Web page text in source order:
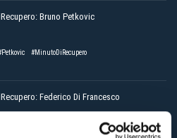
Bruno Petkovic
#MinutoDiRecupero
Federico Di Francesco
#MinutoDiRecupero